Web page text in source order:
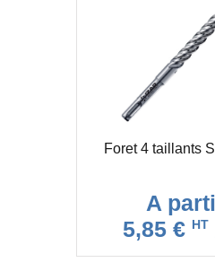
Foret 4 taillants
A
5,85 € HT